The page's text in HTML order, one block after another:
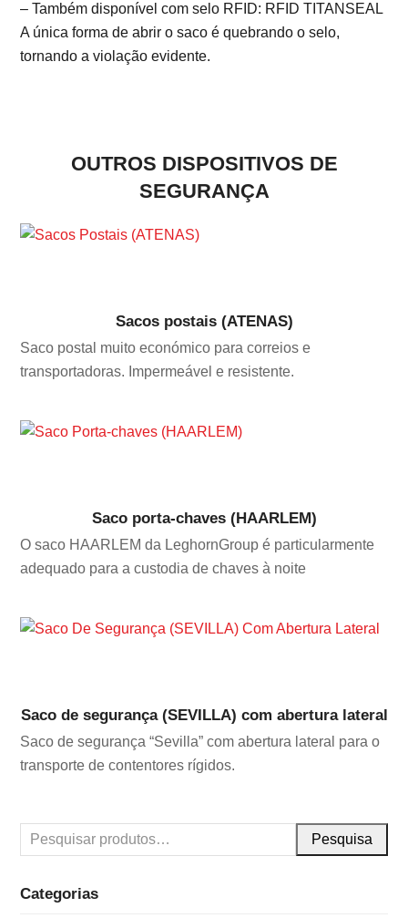
– Também disponível com selo RFID: RFID TITANSEAL
A única forma de abrir o saco é quebrando o selo,
tornando a violação evidente.
OUTROS DISPOSITIVOS DE
SEGURANÇA
Sacos postais (ATENAS)
Saco postal muito económico para correios e
transportadoras. Impermeável e resistente.
Saco porta-chaves (HAARLEM)
O saco HAARLEM da LeghornGroup é particularmente
adequado para a custodia de chaves à noite
Saco de segurança (SEVILLA) com abertura lateral
Saco de segurança “Sevilla” com abertura lateral para o
transporte de contentores rígidos.
Pesquisa
Categorias